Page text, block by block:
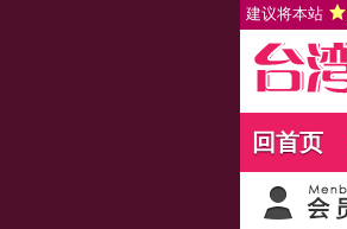
建议将本站
回首页